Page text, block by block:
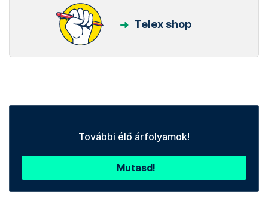
Telex shop
További élő árfolyamok!
Mutasd!